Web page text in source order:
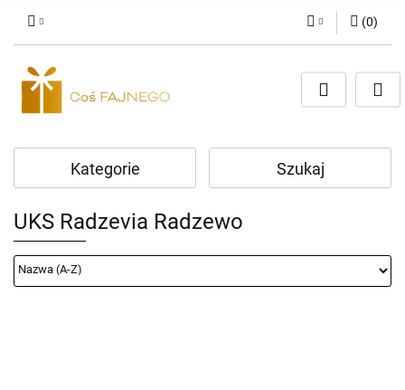
Zaloguj się
Zarejestruj się
(0)
Kategorie Szukaj
UKS Radzevia Radzewo